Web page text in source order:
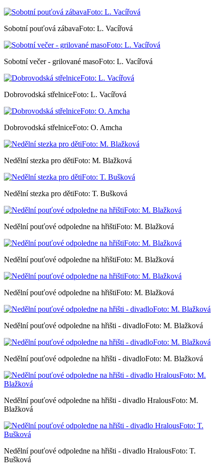
Sobotní pouťová zábavaFoto: L. Vacířová
Sobotní večer - grilované masoFoto: L. Vacířová
Dobrovodská střelniceFoto: L. Vacířová
Dobrovodská střelniceFoto: O. Amcha
Nedělní stezka pro dětiFoto: M. Blažková
Nedělní stezka pro dětiFoto: T. Bušková
Nedělní pouťové odpoledne na hřištiFoto: M. Blažková
Nedělní pouťové odpoledne na hřištiFoto: M. Blažková
Nedělní pouťové odpoledne na hřištiFoto: M. Blažková
Nedělní pouťové odpoledne na hřišti - divadloFoto: M. Blažková
Nedělní pouťové odpoledne na hřišti - divadloFoto: M. Blažková
Nedělní pouťové odpoledne na hřišti - divadlo HralousFoto: M.
Blažková
Nedělní pouťové odpoledne na hřišti - divadlo HralousFoto: T.
Bušková